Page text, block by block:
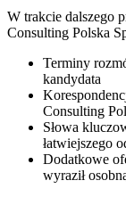
W trakcie dalszego
Consulting Polska
Terminy
kandydata
Consulting
Słowa
łatwiejszego
Dodatkowe
wyraził